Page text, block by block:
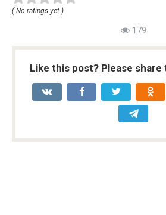
( No ratings yet )
179
Like this post? Please